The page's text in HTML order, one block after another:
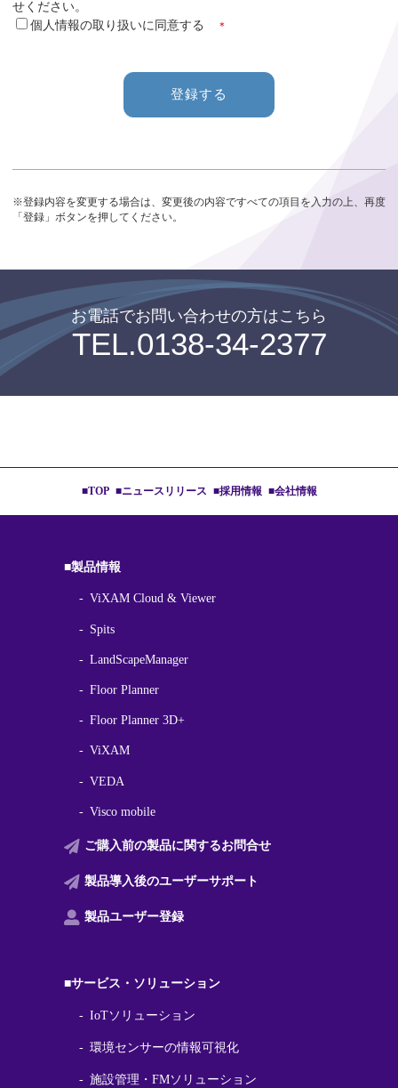
せください。
個人情報の取り扱いに同意する
＊
登録する
※登録内容を変更する場合は、変更後の内容ですべての項目を入力の上、再度
「登録」ボタンを押してください。
お電話でお問い合わせの⽅はこちら
TEL.0138-34-2377
■TOP ■ニュースリリース ■採用情報 ■会社情報
■製品情報
ViXAM Cloud & Viewer
Spits
LandScapeManager
Floor Planner
Floor Planner 3D+
ViXAM
VEDA
Visco mobile
ご購入前の製品に関するお問合せ
製品導入後のユーザーサポート
製品ユーザー登録
■サービス・ソリューション
IoTソリューション
環境センサーの情報可視化
施設管理・FMソリューション